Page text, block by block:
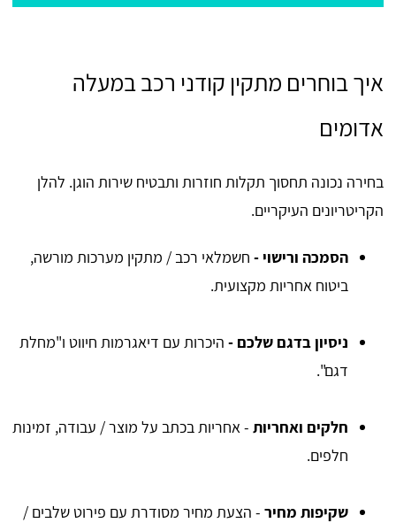
איך בוחרים מתקין קודני רכב במעלה
אדומים
בחירה נכונה תחסוך תקלות חוזרות ותבטיח שירות הוגן. להלן
הקריטריונים העיקריים.
הסמכה ורישוי - חשמלאי רכב / מתקין מערכות מורשה,
ביטוח אחריות מקצועית.
ניסיון בדגם שלכם - היכרות עם דיאגרמות חיווט ו"מחלת
דגם".
חלקים ואחריות - אחריות בכתב על מוצר / עבודה, זמינות
חלפים.
שקיפות מחיר - הצעת מחיר מסודרת עם פירוט שלבים /